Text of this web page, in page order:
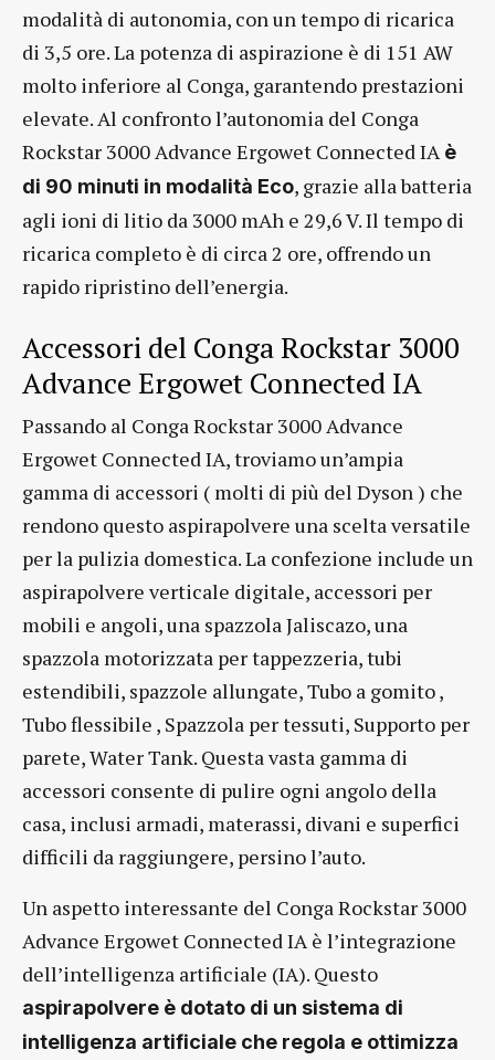
modalità di autonomia, con un tempo di ricarica
di 3,5 ore. La potenza di aspirazione è di 151 AW
molto inferiore al Conga, garantendo prestazioni
elevate. Al confronto l’autonomia del Conga
Rockstar 3000 Advance Ergowet Connected IAè
di 90 minuti in modalità Eco, grazie alla batteria
agli ioni di litio da 3000 mAh e 29,6 V. Il tempo di
ricarica completo è di circa 2 ore, offrendo un
rapido ripristino dell’energia.
Accessori del Conga Rockstar 3000
Advance Ergowet Connected IA
Passando al Conga Rockstar 3000 Advance
Ergowet Connected IA, troviamo un’ampia
gamma di accessori ( molti di più del Dyson ) che
rendono questo aspirapolvere una scelta versatile
per la pulizia domestica. La confezione include un
aspirapolvere verticale digitale, accessori per
mobili e angoli, una spazzola Jaliscazo, una
spazzola motorizzata per tappezzeria, tubi
estendibili, spazzole allungate, Tubo a gomito ,
Tubo flessibile , Spazzola per tessuti, Supporto per
parete, Water Tank. Questa vasta gamma di
accessori consente di pulire ogni angolo della
casa, inclusi armadi, materassi, divani e superfici
difficili da raggiungere, persino l’auto.
Un aspetto interessante del Conga Rockstar 3000
Advance Ergowet Connected IA è l’integrazione
dell’intelligenza artificiale (IA). Questo
aspirapolvere è dotato di un sistema di
intelligenza artificiale che regola e ottimizza